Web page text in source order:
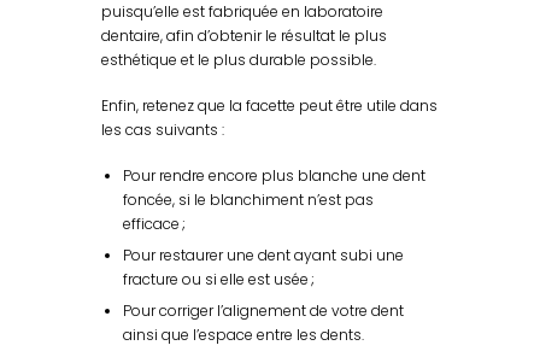
puisqu’elle est fabriquée en laboratoire
dentaire, afin d’obtenir le résultat le plus
esthétique et le plus durable possible.
Enfin, retenez que la facette peut être utile dans
les cas suivants :
Pour rendre encore plus blanche une dent
foncée, si le blanchiment n’est pas
efficace ;
Pour restaurer une dent ayant subi une
fracture ou si elle est usée ;
Pour corriger l’alignement de votre dent
ainsi que l’espace entre les dents.